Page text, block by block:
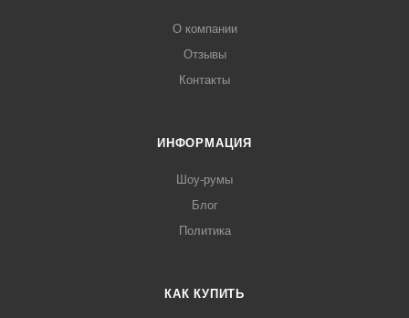
О компании
Отзывы
Контакты
ИНФОРМАЦИЯ
Шоу-румы
Блог
Политика
КАК КУПИТЬ